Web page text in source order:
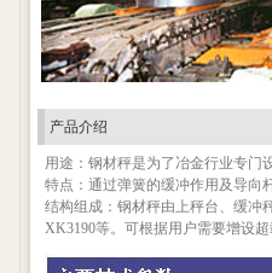
产品介绍
用途：钢材秤是为了冶金行业专门
特点：通过弹簧的缓冲作用及导向
结构组成：钢材秤由上秤台、缓冲
XK3190等。可根据用户需要增设